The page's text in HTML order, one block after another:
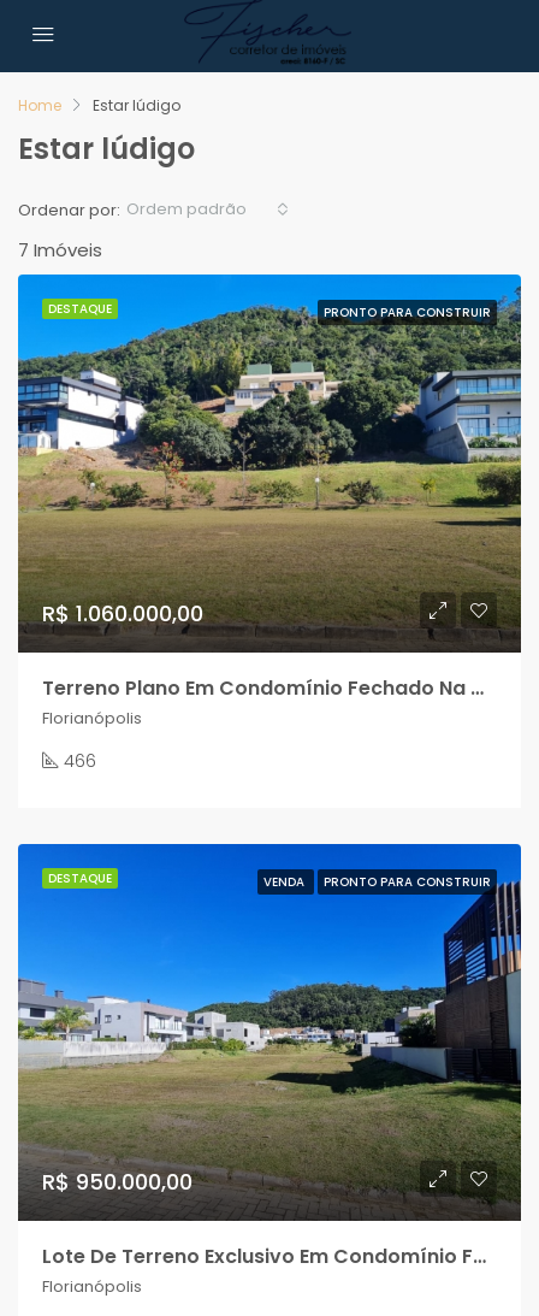
Home Estar lúdigo
Estar lúdigo
7 Imóveis
Ordenar por: Ordem padrão
DESTAQUE PRONTO PARA CONSTRUIR
R$ 1.060.000,00
Terreno Plano Em Condomínio Fechado Na Melhor Posição Do Condomínio?
Florianópolis
466
DESTAQUE VENDA PRONTO PARA CONSTRUIR
R$ 950.000,00
Lote De Terreno Exclusivo Em Condomínio Fechado Nos Ingleses!
Florianópolis